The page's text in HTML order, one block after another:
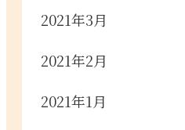
2021年3月
2021年2月
2021年1月